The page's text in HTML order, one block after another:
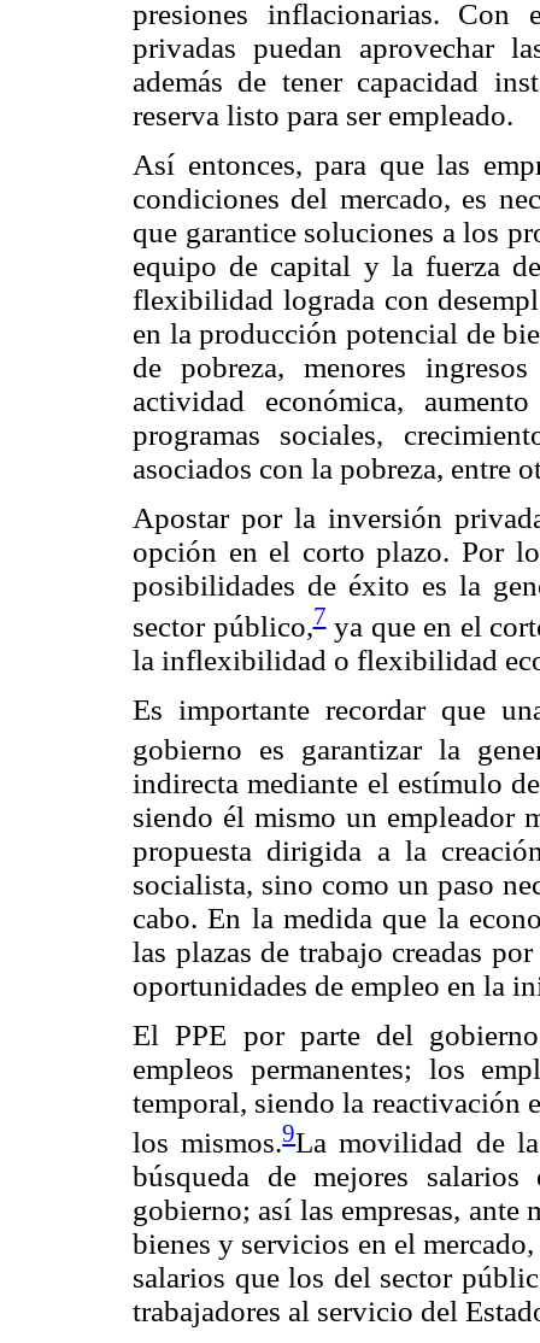
presiones inflacionarias. Con
privadas puedan aprovechar
además de tener capacidad
reserva listo para ser empleado.
Así entonces, para que las
condiciones del mercado, es
que garantice soluciones a los
equipo de capital y la fuerza
flexibilidad lograda con
en la producción potencial de
de pobreza, menores
actividad económica,
programas sociales,
asociados con la pobreza, entre
Apostar por la inversión
opción en el corto plazo. Por
posibilidades de éxito es la
sector público,7ya que en el
la inflexibilidad o flexibilidad
Es importante recordar que
gobierno es garantizar la
indirecta mediante el estímulo
siendo él mismo un empleador
propuesta dirigida a la
socialista, sino como un paso
cabo. En la medida que la
las plazas de trabajo creadas
oportunidades de empleo en la
El PPE por parte del
empleos permanentes; los
temporal, siendo la reactivación
los mismos.9La movilidad de
búsqueda de mejores
gobierno; así las empresas, ante
bienes y servicios en el
salarios que los del sector
trabajadores al servicio del